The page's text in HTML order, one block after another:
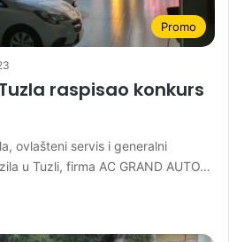
Promo
Tuzla raspisao konkurs
ovlašteni servis i generalni
u Tuzli, firma AC GRAND AUTO…